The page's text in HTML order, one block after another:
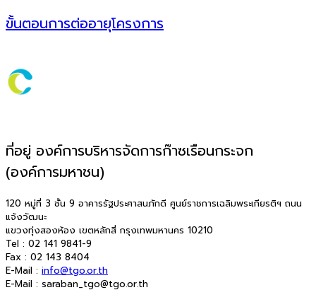
ขั้นตอนการต่ออายุโครงการ
ที่อยู่ องค์การบริหารจัดการก๊าซเรือนกระจก
(องค์การมหาชน)
120 หมู่ที่ 3 ชั้น 9 อาคารรัฐประศาสนภักดี ศูนย์ราชการเฉลิมพระเกียรติฯ ถนน
แจ้งวัฒนะ
แขวงทุ่งสองห้อง เขตหลักสี่ กรุงเทพมหานคร 10210
Tel : 02 141 9841-9
Fax : 02 143 8404
E-Mail : info@tgo.or.th
E-Mail : saraban_tgo@tgo.or.th